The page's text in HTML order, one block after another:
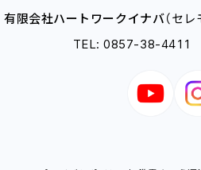
有限会社ハートワークイナバ（セ
TEL: 0857-38-4411